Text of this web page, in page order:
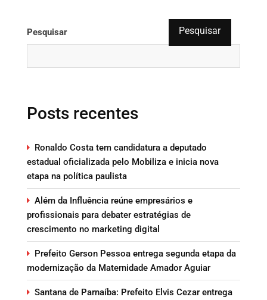
Pesquisar Pesquisar
Posts recentes
Ronaldo Costa tem candidatura a deputado
estadual oficializada pelo Mobiliza e inicia nova
etapa na política paulista
Além da Influência reúne empresários e
profissionais para debater estratégias de
crescimento no marketing digital
Prefeito Gerson Pessoa entrega segunda etapa da
modernização da Maternidade Amador Aguiar
Santana de Parnaíba: Prefeito Elvis Cezar entrega